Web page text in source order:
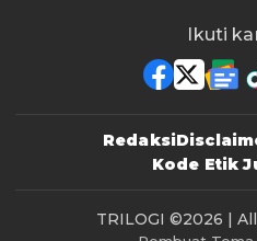
Ikuti
Redaksi
Kode Etik
TRILOGI ©2026 |